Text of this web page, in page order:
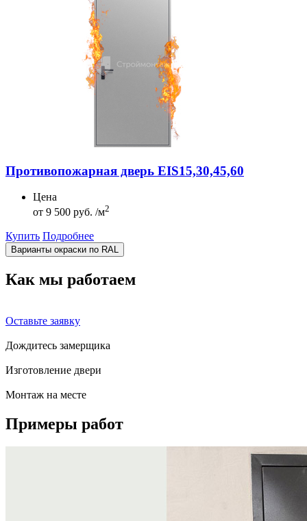
Противопожарная дверь EIS15,30,45,60
Цена
от 9 500 руб. /м2
Купить Подробнее
Варианты окраски по RAL
Как мы работаем
Оставьте заявку
Дождитесь замерщика
Изготовление двери
Монтаж на месте
Примеры работ